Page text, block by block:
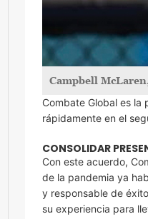
Campbell
Combate Global es
rápidamente en el
CONSOLIDAR
Con este acuerdo,
de la pandemia ya
y responsable de
su experiencia para